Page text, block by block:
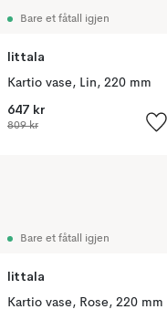
Bare et fåtall igjen
Iittala
Kartio vase, Lin, 220 mm
647 kr
809 kr
Bare et fåtall igjen
Iittala
Kartio vase, Rose, 220 mm